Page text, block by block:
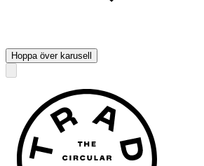
Hoppa över karusell